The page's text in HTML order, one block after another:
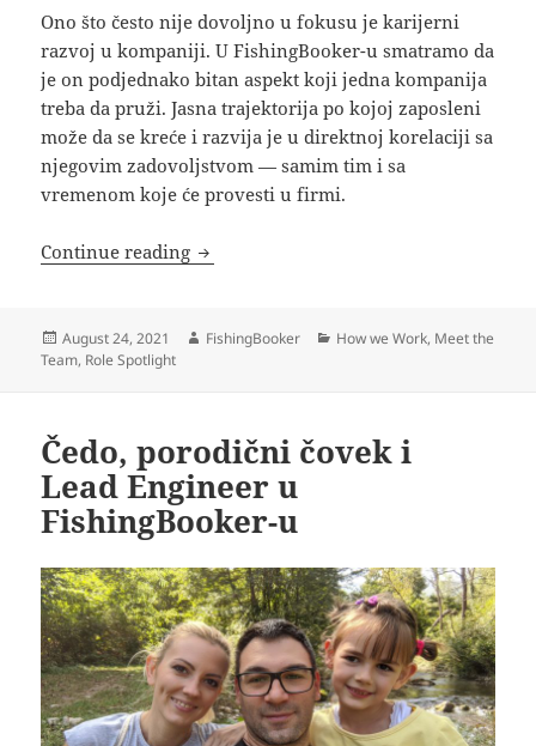
Ono što često nije dovoljno u fokusu je karijerni
razvoj u kompaniji. U FishingBooker-u smatramo da
je on podjednako bitan aspekt koji jedna kompanija
treba da pruži. Jasna trajektorija po kojoj zaposleni
može da se kreće i razvija je u direktnoj korelaciji sa
njegovim zadovoljstvom — samim tim i sa
vremenom koje će provesti u firmi.
Continue reading Razvoj Karijere — Iz Četiri Zida do
Posted
on
August 24, 2021 Author
FishingBooker Categories
How we Work, Meet the
Team, Role Spotlight
Čedo, porodični čovek i
Lead Engineer u
FishingBooker-u